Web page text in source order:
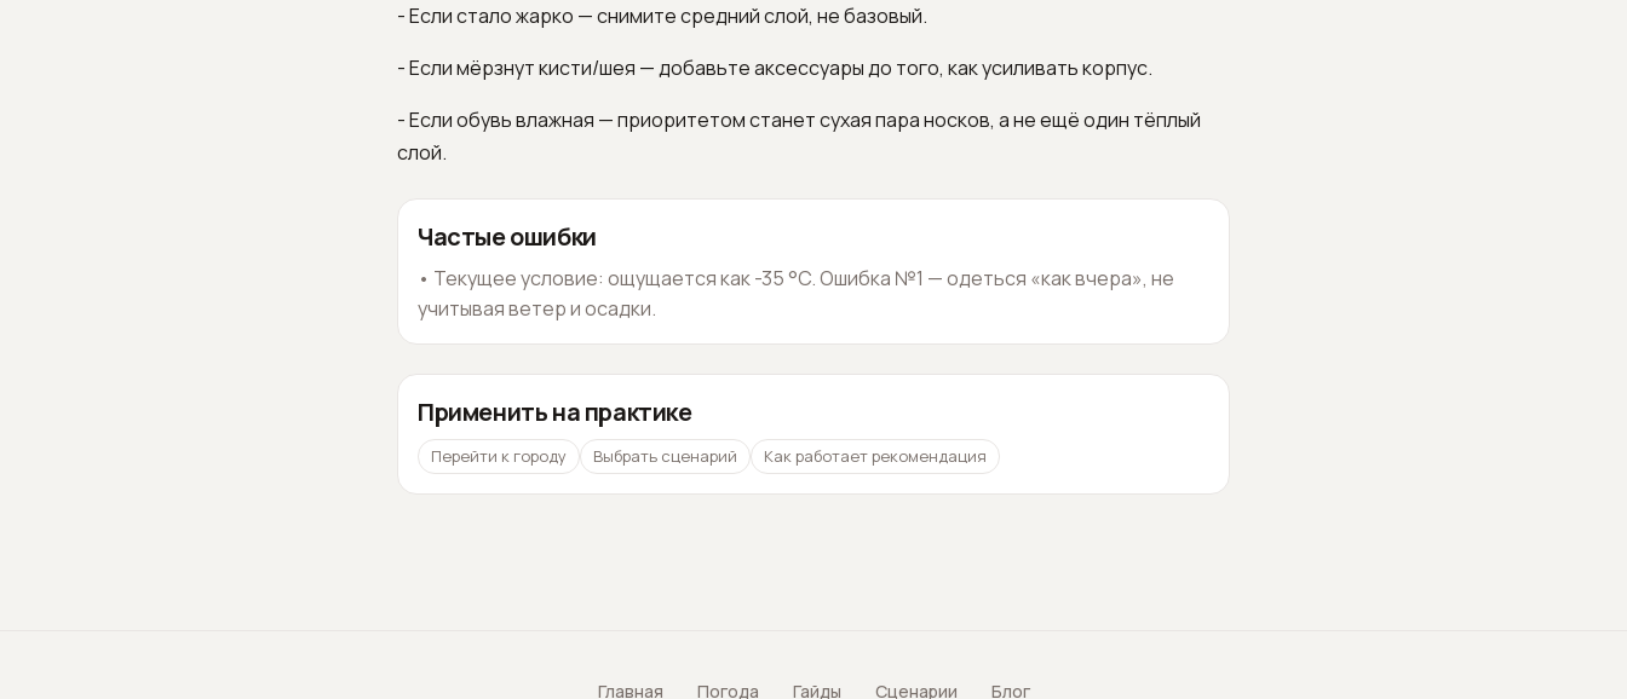
- Если стало жарко — снимите средний слой, не базовый.
- Если мёрзнут кисти/шея — добавьте аксессуары до того, как усиливать корпус.
- Если обувь влажная — приоритетом станет сухая пара носков, а не ещё один тёплый
слой.
Частые ошибки
• Текущее условие: ощущается как -35 °C. Ошибка №1 — одеться «как вчера», не
учитывая ветер и осадки.
Применить на практике
Перейти к городу Выбрать сценарий Как работает рекомендация
Главная Погода Гайды Сценарии Блог